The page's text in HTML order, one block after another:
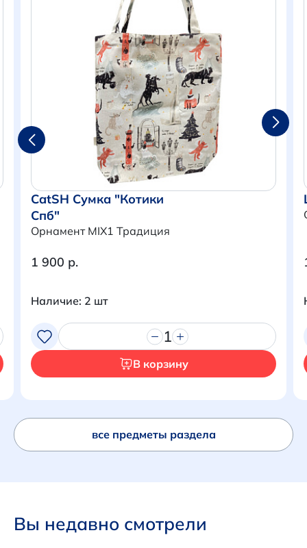
Итого:
Перейти в корзину
CatSH Сумка "Котики
Спб"
Орнамент MIX1 Традиция
1 900 р.
Наличие: 2 шт
1
В корзину
все предметы раздела
Вы недавно смотрели